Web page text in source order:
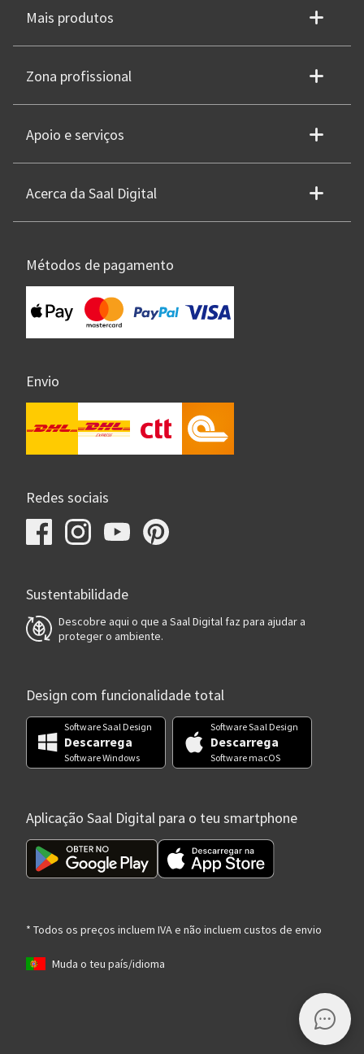
Mais produtos
Zona profissional
Apoio e serviços
Acerca da Saal Digital
Métodos de pagamento
Envio
Redes sociais
Sustentabilidade
Descobre aqui o que a Saal Digital faz para ajudar a
proteger o ambiente.
Design com funcionalidade total
Software Saal Design
Descarrega
Software Windows
Software Saal Design
Descarrega
Software macOS
Aplicação Saal Digital para o teu smartphone
* Todos os preços incluem IVA e não incluem custos de envio
Muda o teu país/idioma